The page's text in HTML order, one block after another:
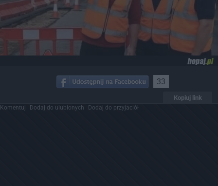
33
Kopiuj link
Komentuj Dodaj do ulubionych Dodaj do przyjaciół